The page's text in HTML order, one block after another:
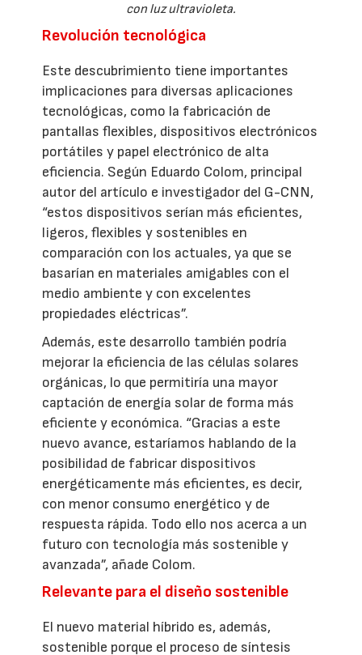
con luz ultravioleta.
Revolución tecnológica
Este descubrimiento tiene importantes
implicaciones para diversas aplicaciones
tecnológicas, como la fabricación de
pantallas flexibles, dispositivos electrónicos
portátiles y papel electrónico de alta
eficiencia. Según Eduardo Colom, principal
autor del artículo e investigador del G-CNN,
“estos dispositivos serían más eficientes,
ligeros, flexibles y sostenibles en
comparación con los actuales, ya que se
basarían en materiales amigables con el
medio ambiente y con excelentes
propiedades eléctricas”.
Además, este desarrollo también podría
mejorar la eficiencia de las células solares
orgánicas, lo que permitiría una mayor
captación de energía solar de forma más
eficiente y económica. “Gracias a este
nuevo avance, estaríamos hablando de la
posibilidad de fabricar dispositivos
energéticamente más eficientes, es decir,
con menor consumo energético y de
respuesta rápida. Todo ello nos acerca a un
futuro con tecnología más sostenible y
avanzada”, añade Colom.
Relevante para el diseño sostenible
El nuevo material híbrido es, además,
sostenible porque el proceso de síntesis